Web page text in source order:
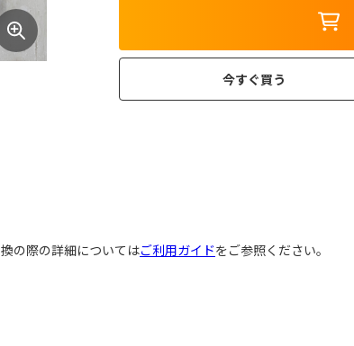
今すぐ買う
の際の詳細についてはご利用ガイドをご参照ください。